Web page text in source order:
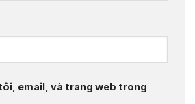
email, và trang web trong